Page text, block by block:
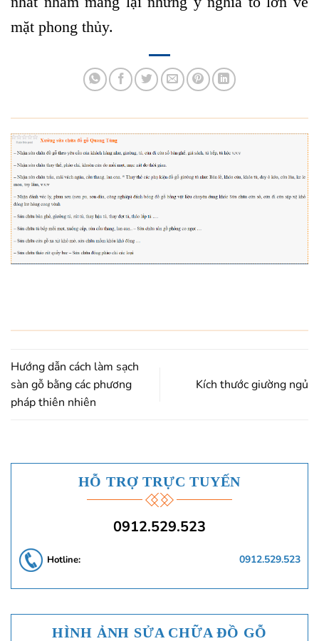
mặt phong thủy.
Hướng dẫn cách làm sạch
sàn gỗ bằng các phương
pháp thiên nhiên
Kích thước giường ngủ
HỖ TRỢ TRỰC TUYẾN
0912.529.523
Hotline: 0912.529.523
HÌNH ẢNH SỬA CHỮA ĐỒ GỖ